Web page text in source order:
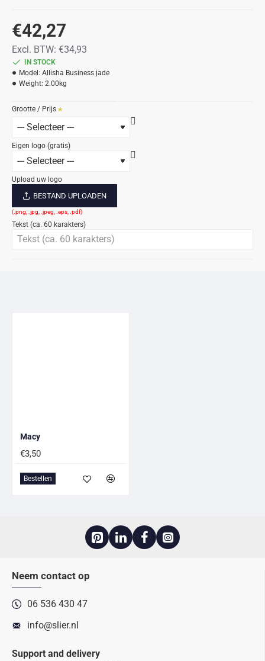
€42,27
Excl. BTW: €34,93
IN STOCK
Model: Allisha Business jade
Weight: 2.00kg
Grootte / Prijs
Eigen logo (gratis)
Upload uw logo
BESTAND UPLOADEN
Tekst (ca. 60 karakters)
Macy
€3,50
Bestellen
Neem contact op
06 536 430 47
info@slier.nl
Support and delivery